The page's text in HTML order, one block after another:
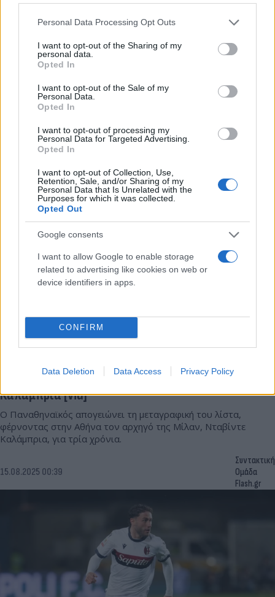
Please note that this website/app uses one or more Google
not limited to your visit or usage behaviour. You may click to
grant or deny consent to Google and its third-party tags to
use your data for below specified purposes in below Google
consent section.
Personal Data Processing Opt Outs
I want to opt-out of the Sharing of my
personal data.
Opted In
I want to opt-out of the Sale of my
Personal Data.
Opted In
I want to opt-out of processing my
Personal Data for Targeted Advertising.
Opted In
I want to opt-out of Collection, Use,
Retention, Sale, and/or Sharing of my
Personal Data that Is Unrelated with the
Purposes for which it was collected.
Opted Out
Google consents
I want to allow Google to enable storage
related to advertising like cookies on web or
device identifiers in apps.
CONFIRM
Data Deletion Data Access Privacy Policy
17.08.2025 20:53
Ομάδα
Flash.gr
Έσκασε η «βόμβα»: Στον Παναθηναϊκό ο
Καλάμπρια [vid]
Ο Παναθηναϊκός απογειώνει τη μεταγραφική του λίστα,
φέρνοντας στην Αθήνα τον αρχηγό της Μίλαν, Νταβίντε
Καλάμπρια, για τρία χρόνια.
15.08.2025 00:39
Συντακτική
Ομάδα
Flash.gr